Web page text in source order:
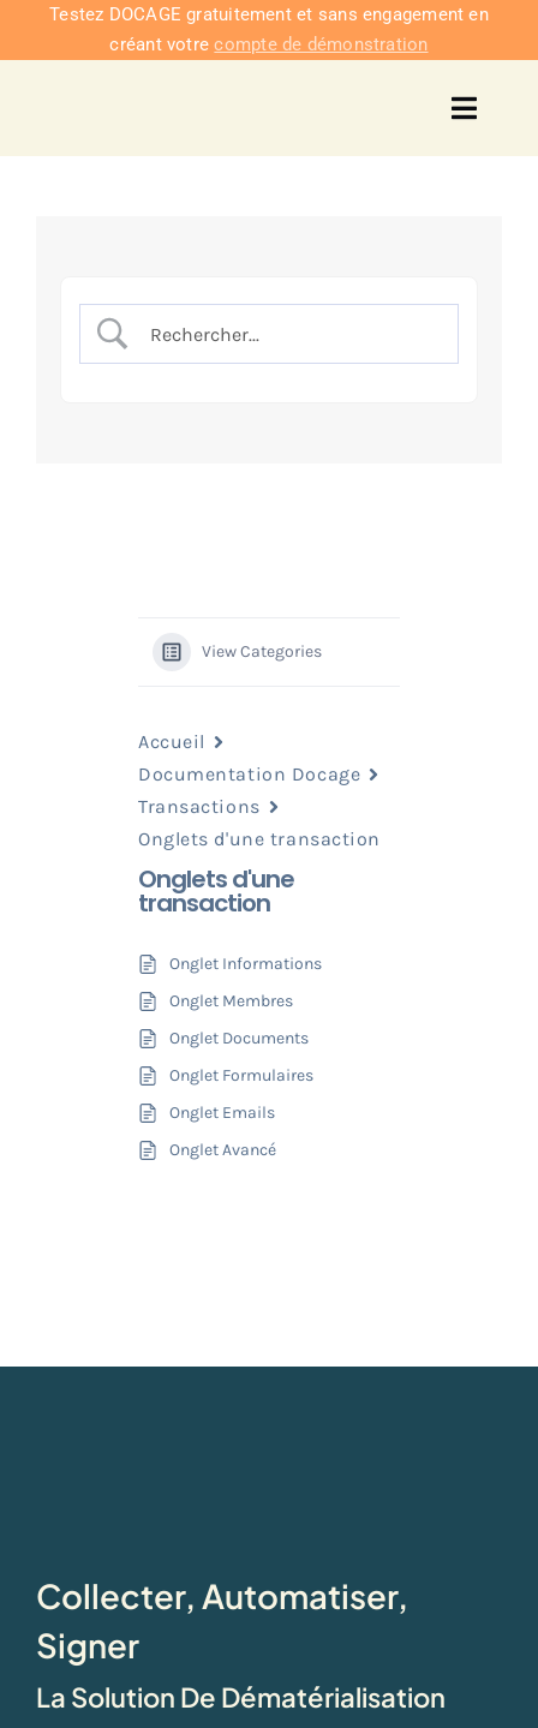
PasserTestez DOCAGE gratuitement et sans engagement en
créant votrecompte de démonstration
View Categories
Accueil
Documentation Docage
Transactions
Onglets d'une transaction
Onglets d'une
transaction
Onglet Informations
Onglet Membres
Onglet Documents
Onglet Formulaires
Onglet Emails
Onglet Avancé
Collecter, Automatiser,
Signer
La Solution De Dématérialisation